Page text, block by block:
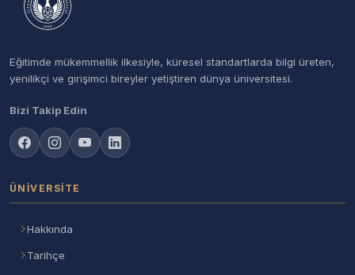
Eğitimde mükemmellik ilkesiyle, küresel standartlarda bilgi üreten,
yenilikçi ve girişimci bireyler yetiştiren dünya üniversitesi.
Bizi Takip Edin
ÜNIVERSITE
Hakkında
Tarihçe